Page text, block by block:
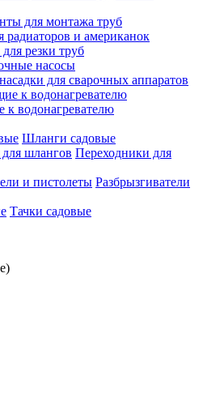
для монтажа труб
радиаторов и американок
резки труб
насосы
для сварочных аппаратов
водонагревателю
Шланги садовые
Переходники для
Разбрызгиватели
Тачки садовые